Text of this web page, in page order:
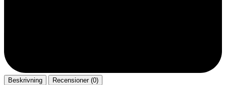
Beskrivning Recensioner (0)